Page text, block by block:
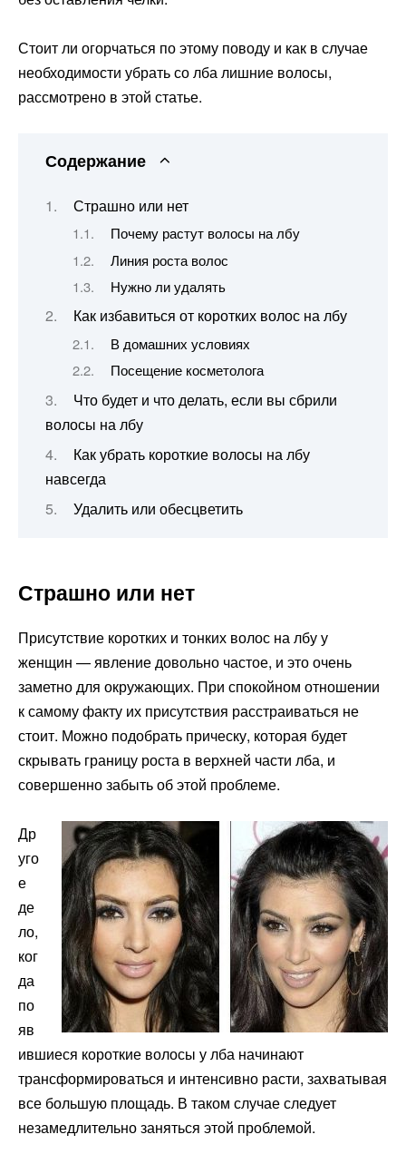
Стоит ли огорчаться по этому поводу и как в случае
необходимости убрать со лба лишние волосы,
рассмотрено в этой статье.
Содержание
Страшно или нет
Почему растут волосы на лбу
Линия роста волос
Нужно ли удалять
Как избавиться от коротких волос на лбу
В домашних условиях
Посещение косметолога
Что будет и что делать, если вы сбрили
волосы на лбу
Как убрать короткие волосы на лбу
навсегда
Удалить или обесцветить
Страшно или нет
Присутствие коротких и тонких волос на лбу у
женщин — явление довольно частое, и это очень
заметно для окружающих. При спокойном отношении
к самому факту их присутствия расстраиваться не
стоит. Можно подобрать прическу, которая будет
скрывать границу роста в верхней части лба, и
совершенно забыть об этой проблеме.
Др
уго
е
де
ло,
ког
да
по
яв
ившиеся короткие волосы у лба начинают
трансформироваться и интенсивно расти, захватывая
все большую площадь. В таком случае следует
незамедлительно заняться этой проблемой.